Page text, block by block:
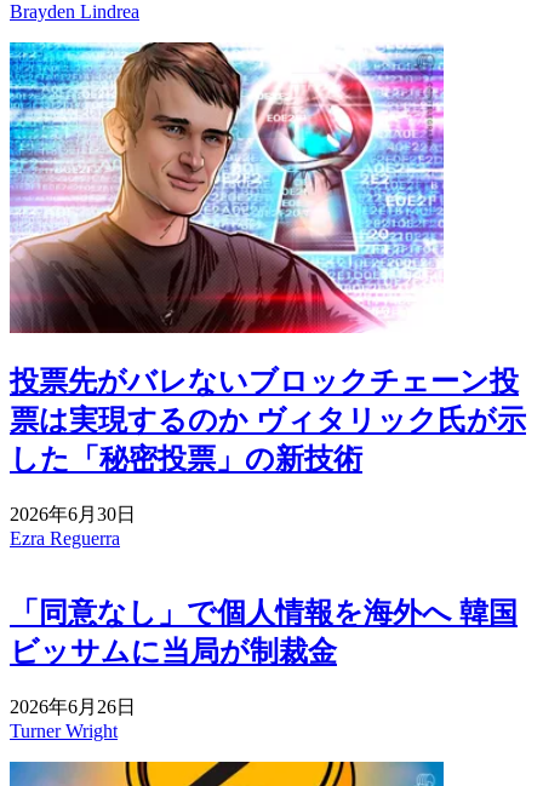
Brayden Lindrea
投票先がバレないブロックチェーン投
票は実現するのか ヴィタリック氏が示
した「秘密投票」の新技術
2026年6月30日
Ezra Reguerra
「同意なし」で個人情報を海外へ 韓国
ビッサムに当局が制裁金
2026年6月26日
Turner Wright